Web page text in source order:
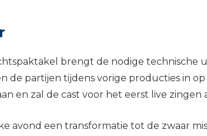
brengt de nodige technische
de partijen tijdens vorige producties in
en zal de cast voor het eerst live zingen
avond een transformatie tot de zwaar